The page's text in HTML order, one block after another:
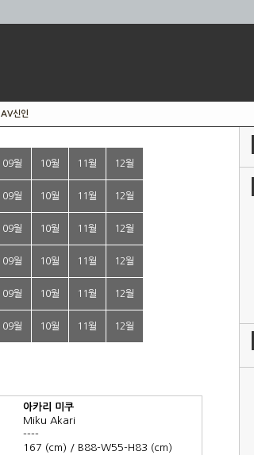
AV신인
09월 10월 11월 12월
09월 10월 11월 12월
09월 10월 11월 12월
09월 10월 11월 12월
09월 10월 11월 12월
09월 10월 11월 12월
아카리 미쿠
Miku Akari
----
167 (cm) / B88-W55-H83 (cm)